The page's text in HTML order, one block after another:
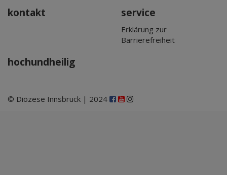
kontakt
service
Erklärung zur
Barrierefreiheit
hochundheilig
© Diözese Innsbruck | 2024